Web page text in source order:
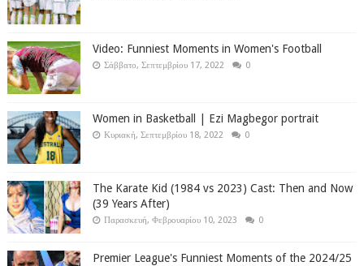
Video: Funniest Moments in Women's Football
Σάββατο, Σεπτεμβρίου 17, 2022 0
Women in Basketball | Ezi Magbegor portrait
Κυριακή, Σεπτεμβρίου 18, 2022 0
The Karate Kid (1984 vs 2023) Cast: Then and Now
(39 Years After)
Παρασκευή, Φεβρουαρίου 10, 2023 0
Premier League's Funniest Moments of the 2024/25